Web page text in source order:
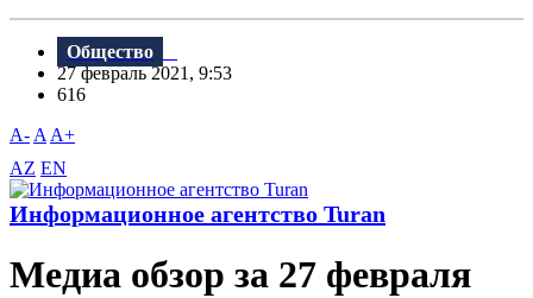
Общество
27 февраль 2021, 9:53
616
A- A A+
AZ EN
Информационное агентство Turan
Meдиа обзор за 27 февраля